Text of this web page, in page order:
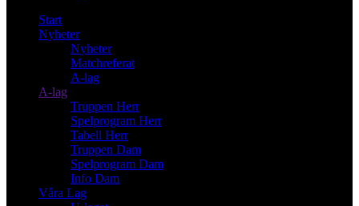
Start
Nyheter
Nyheter
Matchreferat
A-lag
A-lag
Truppen Herr
Spelprogram Herr
Tabell Herr
Truppen Dam
Spelprogram Dam
Info Dam
Våra Lag